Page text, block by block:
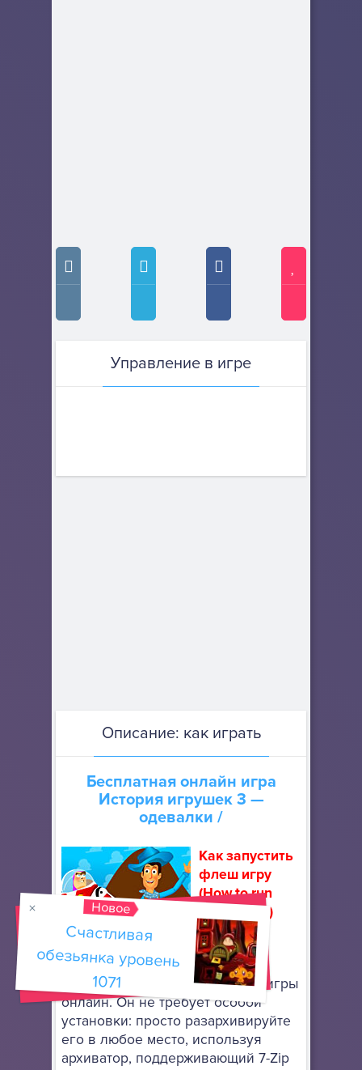
Управление в игре
Описание: как играть
Бесплатная онлайн игра
История игрушек 3 —
одевалки /
Как запустить
флеш игру
(How to run
flash game)
Скачайте
портативный браузер Mozilla
Firefox, чтобы запускать флеш игры
онлайн. Он не требует особой
установки: просто разархивируйте
его в любое место, используя
архиватор, поддерживающий 7-Zip
Новое
Счастливая
обезьянка уровень
1071